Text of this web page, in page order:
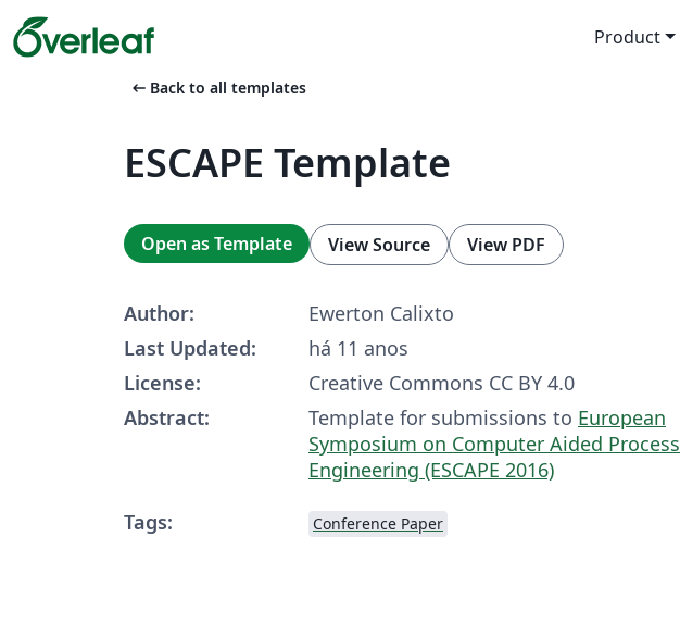
Product
arrow_left_alt Back to all templates
ESCAPE Template
Open as Template View Source View PDF
Author:
Ewerton Calixto
Last Updated:
há 11 anos
License:
Creative Commons CC BY 4.0
Abstract:
Template for submissions to European
Symposium on Computer Aided Process
Engineering (ESCAPE 2016)
Tags:
Conference Paper